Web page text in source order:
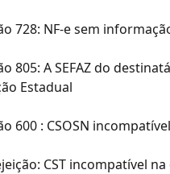
728: NF-e sem
805: A SEFAZ do
Estadual
600 : CSOSN
CST incompatível